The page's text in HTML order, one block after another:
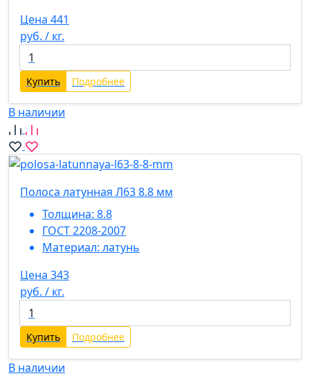
Цена 441
руб. / кг.
Купить Подробнее
В наличии
Полоса латунная Л63 8.8 мм
Толщина: 8.8
ГОСТ 2208-2007
Материал: латунь
Цена 343
руб. / кг.
Купить Подробнее
В наличии